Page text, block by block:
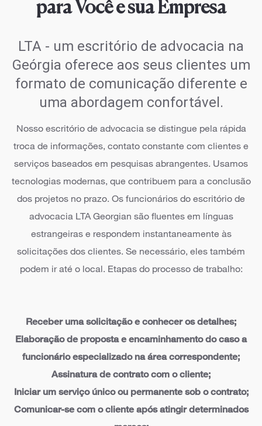
para Você e sua Empresa
LTA - um escritório de advocacia na
Geórgia oferece aos seus clientes um
formato de comunicação diferente e
uma abordagem confortável.
Nosso escritório de advocacia se distingue pela rápida
troca de informações, contato constante com clientes e
serviços baseados em pesquisas abrangentes. Usamos
tecnologias modernas, que contribuem para a conclusão
dos projetos no prazo. Os funcionários do escritório de
advocacia LTA Georgian são fluentes em línguas
estrangeiras e respondem instantaneamente às
solicitações dos clientes. Se necessário, eles também
podem ir até o local. Etapas do processo de trabalho:
Receber uma solicitação e conhecer os detalhes;
Elaboração de proposta e encaminhamento do caso a
funcionário especializado na área correspondente;
Assinatura de contrato com o cliente;
Iniciar um serviço único ou permanente sob o contrato;
Comunicar-se com o cliente após atingir determinados